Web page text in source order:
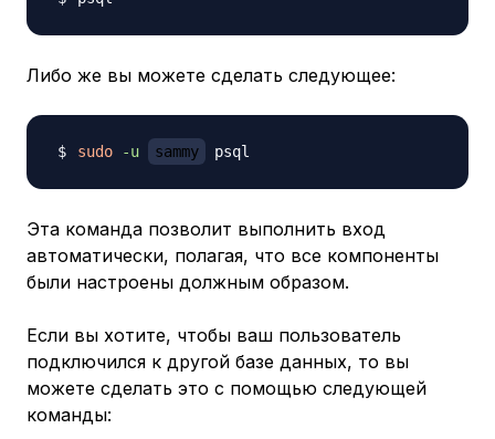
Либо же вы можете сделать следующее:
sudo -u sammy
Эта команда позволит выполнить вход
автоматически, полагая, что все компоненты
были настроены должным образом.
Если вы хотите, чтобы ваш пользователь
подключился к другой базе данных, то вы
можете сделать это с помощью следующей
команды: